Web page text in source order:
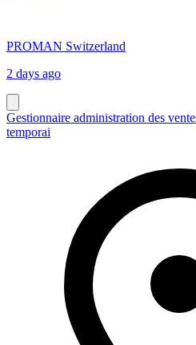
PROMAN Switzerland
2 days ago
Gestionnaire administration des
temporai